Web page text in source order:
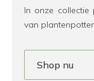
In onze
van
Shop nu